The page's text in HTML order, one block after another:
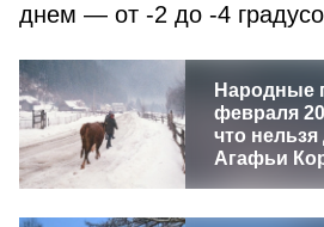
днем — от -2 до -4
Народные
февраля
что
Агафьи